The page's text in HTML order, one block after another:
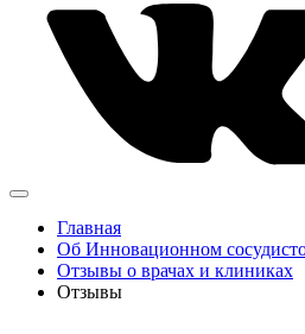
Главная
Об Инновационном
Отзывы о врачах и клиниках
Отзывы